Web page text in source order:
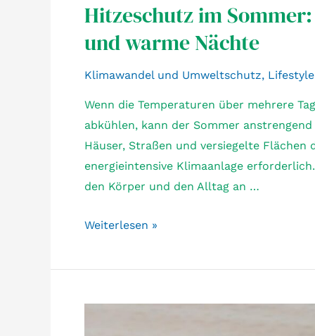
Hitzeschutz im
und warme Nächte
Klimawandel und Umweltschutz, Lifestyle
Wenn die Temperaturen über mehrere
abkühlen, kann der Sommer
Häuser, Straßen und versiegelte
energieintensive Klimaanlage
den Körper und den Alltag an …
Hitzeschutz
Tipps
Weiterlesen »